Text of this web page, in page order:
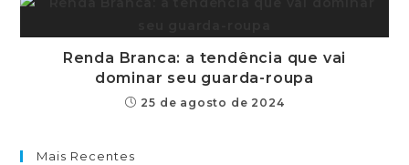
Renda Branca: a tendência que vai
dominar seu guarda-roupa
25 de agosto de 2024
Mais Recentes